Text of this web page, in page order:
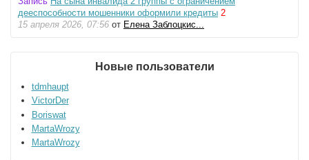
дееспособности мошенники оформили кредиты 2
15 апреля 2026, 07:56 от Елена Заблоцкис...
Новые пользователи
tdmhaupt
VictorDer
Boriswat
MartaWrozy
MartaWrozy